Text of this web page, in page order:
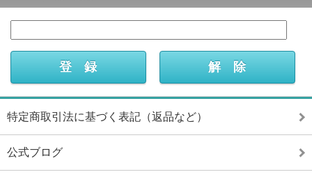
特定商取引法に基づく表記（返品など）
公式ブログ